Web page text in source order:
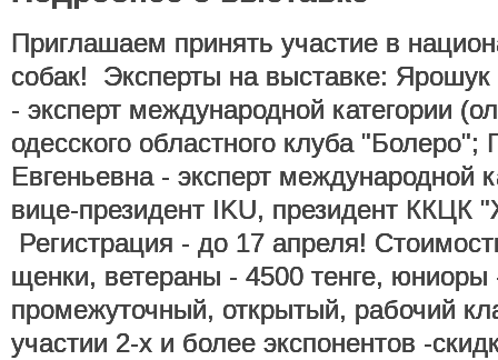
Приглашаем принять участие в
собак! Эксперты на выставке:
- эксперт международной категории
одесского областного клуба
Евгеньевна - эксперт международной
вице-президент IKU, президент ККЦК
Регистрация - до 17 апреля!
щенки, ветераны - 4500 тенге, юниоры
промежуточный, открытый, рабочий
участии 2-х и более экспонентов -